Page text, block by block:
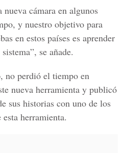
cámara en algunos
y nuestro objetivo para
en estos países es aprender
se añade.
no perdió el tiempo en
nueva herramienta y publicó
sus historias con uno de los
herramienta.